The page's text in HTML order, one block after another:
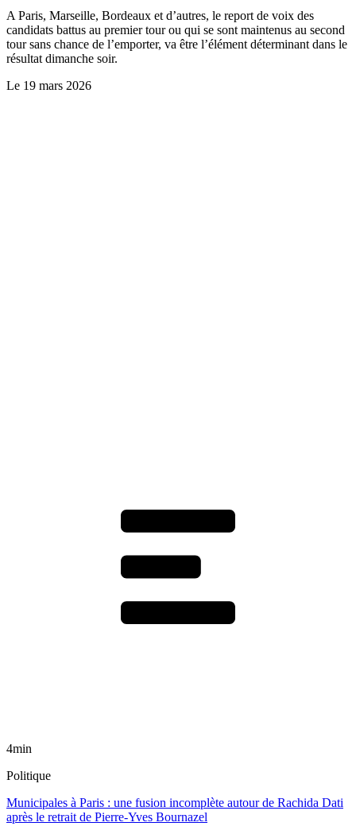
A Paris, Marseille, Bordeaux et d’autres, le report de voix des
candidats battus au premier tour ou qui se sont maintenus au second
tour sans chance de l’emporter, va être l’élément déterminant dans le
résultat dimanche soir.
Le 19 mars 2026
4min
Politique
Municipales à Paris : une fusion incomplète autour de Rachida Dati
après le retrait de Pierre-Yves Bournazel